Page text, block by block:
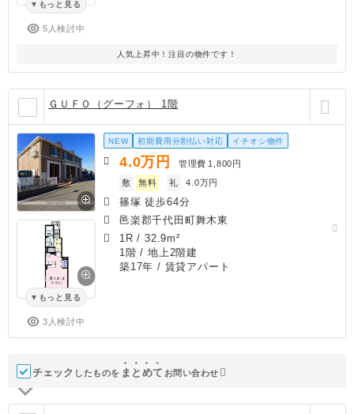
もっと見る
5人検討中
人気上昇中！注目の物件です！
ＧＵＦＯ（グーフォ） 1階
もっと見る
3人検討中
NEW 初期費用分割払い対応 イチオシ物件
4.0万円 管理費 1,800円
敷
無料 礼 4.0万円
篠塚 徒歩64分
邑楽郡千代田町舞木東
1R /32.9m²
1階 / 地上2階建
築17年 / 賃貸アパート
チェック したものを ま と めて お問い合わせ